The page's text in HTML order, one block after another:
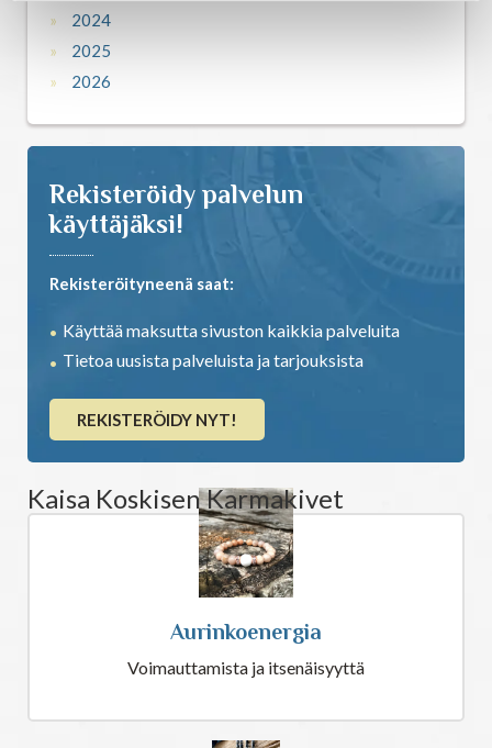
2024
2025
2026
Rekisteröidy palvelun
käyttäjäksi!
Rekisteröityneenä saat:
Käyttää maksutta sivuston kaikkia palveluita
Tietoa uusista palveluista ja tarjouksista
REKISTERÖIDY NYT!
Kaisa Koskisen Karmakivet
Aurinkoenergia
Voimauttamista ja itsenäisyyttä